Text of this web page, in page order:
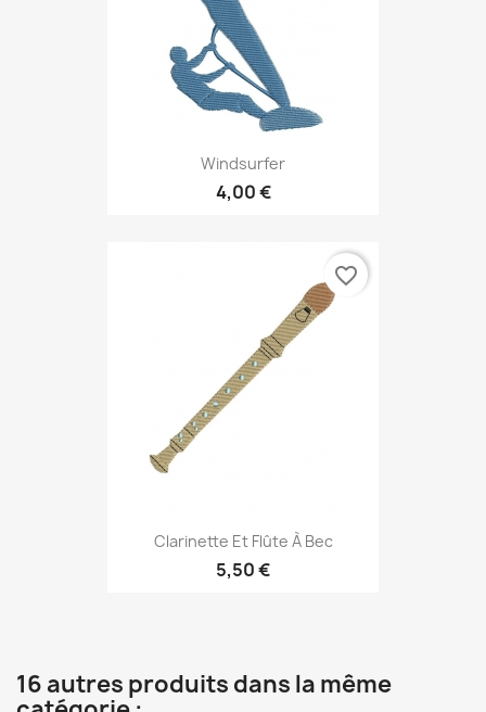
Windsurfer
4,00 €
Clarinette Et Flûte À Bec
5,50 €
favorite_border
16 autres produits dans la même